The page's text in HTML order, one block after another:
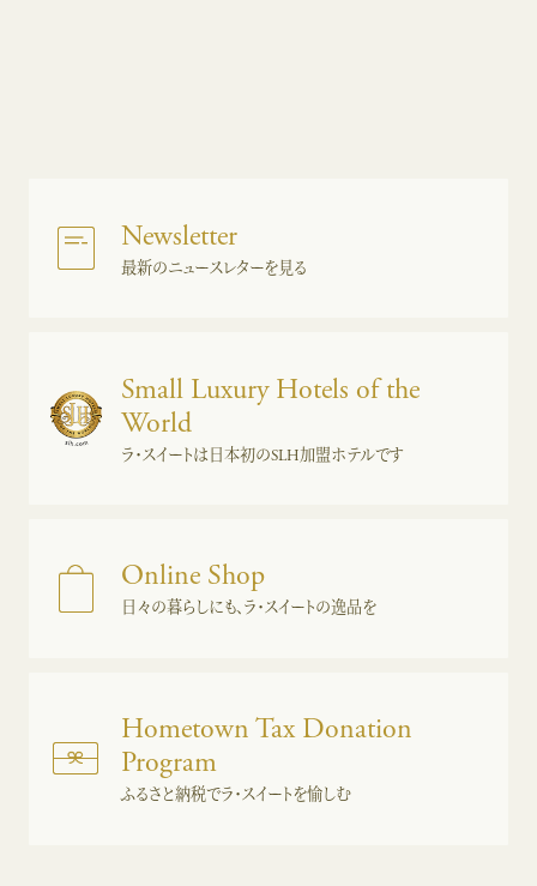
Newsletter
最新のニュースレターを見る
Small Luxury Hotels of the
World
ラ・スイートは日本初のSLH加盟ホテルです
Online Shop
日々の暮らしにも、ラ・スイートの逸品を
Hometown Tax Donation
Program
ふるさと納税でラ・スイートを愉しむ